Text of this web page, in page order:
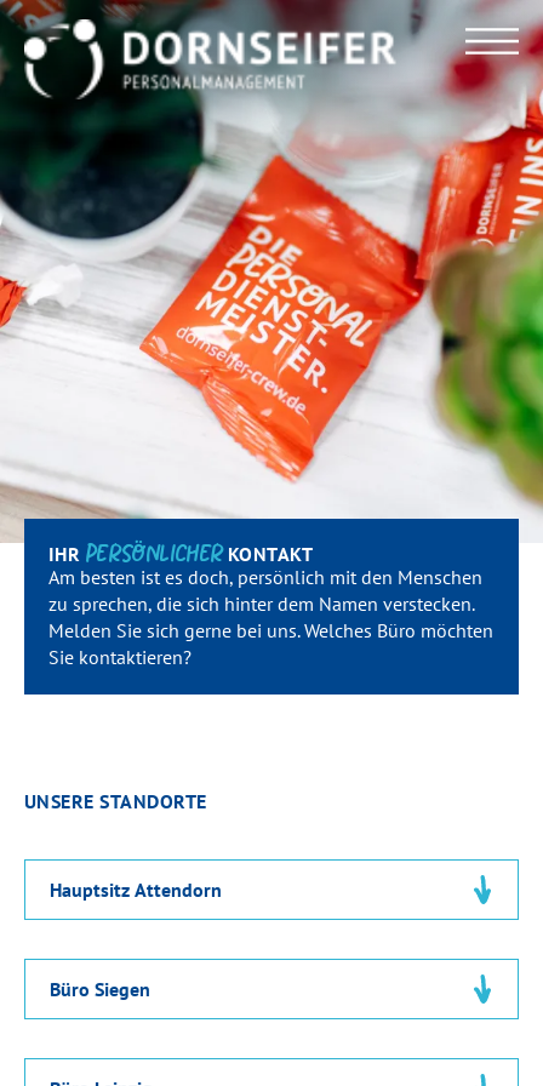
IHR PERSÖN­LICHERKONTAKT
Am besten ist es doch, persönlich mit den Menschen
zu sprechen, die sich hinter dem Namen ver­stecken.
Melden Sie sich gerne bei uns. Welches Büro möchten
Sie kontak­tieren?
UNSERE STANDORTE
Hauptsitz Attendorn
Bahnhofstraße 4
57439 Attendorn
attendorn@dornseifer-personal.de
Büro Siegen
Geisweider Straße 4
Für Arbeitnehmer
Für Unternehmen
Dornseifer DNA
Referenzen
Stellenmarkt
Blog
Team
Kontakt
Karriere